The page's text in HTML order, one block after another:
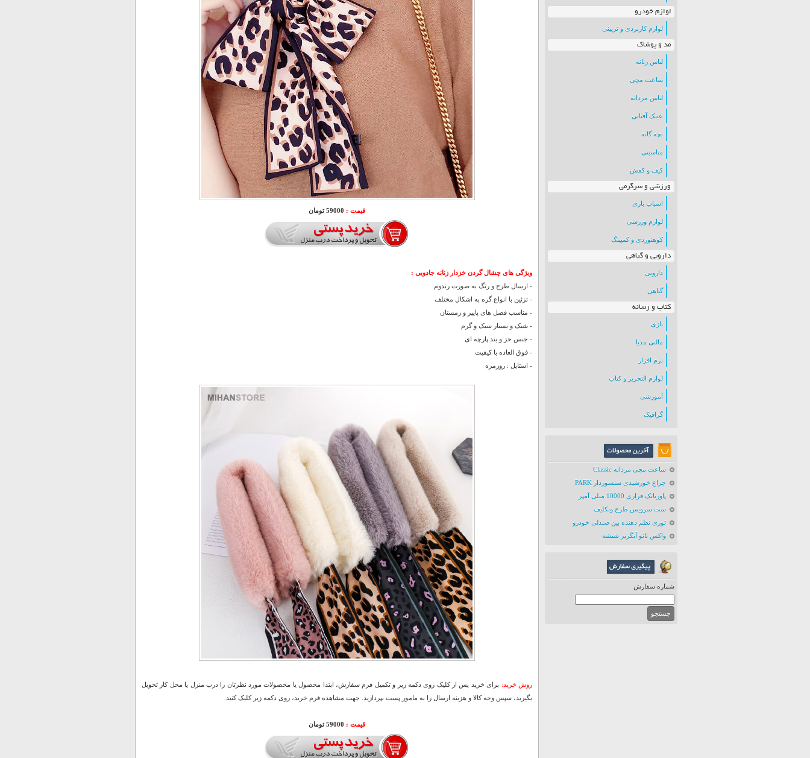
لوازم خودرو
لوازم کاربردی و تزیینی
مد و پوشاک
لباس زنانه
ساعت مچی
لباس مردانه
عینک آفتابی
بچه گانه
مناسبتی
کیف و کفش
ورزشی و سرگرمی
اسباب بازی
لوازم ورزشی
کوهنوردی و کمپینگ
دارویی و گیاهی
دارویی
گیاهی
کتاب و رسانه
بازی
مالتی مدیا
نرم افزار
لوازم التحریر و کتاب
آموزشی
گرافیک
ساعت مچی مردانه Classic
چراغ خورشیدی سنسوردار PARK
پاوربانک فراری 10000 میلی آمپر
ست سرویس طرح ونکلیف
توری نظم دهنده بین صندلی خودرو
واکس نانو آبگریز شیشه
شماره سفارش
قیمت : 59000 تومان
ویژگی های چشال گردن خزدار زنانه جادویی :
- ارسال طرح و رنگ به صورت رندوم
- تزئین با انواع گره به اشکال مختلف
- مناسب فصل های پاییز و زمستان
- شیک و بسیار سبک و گرم
- جنس خز و بند پارچه ای
- فوق العاده با کیفیت
- استایل : روزمره
روش خرید: برای خرید پس از کلیک روی دکمه زیر و تکمیل فرم سفارش، ابتدا محصول یا محصولات مورد نظرتان را درب منزل یا محل کار تحویل
بگیرید، سپس وجه کالا و هزینه ارسال را به مامور پست بپردازید. جهت مشاهده فرم خرید، روی دکمه زیر کلیک کنید.
قیمت : 59000 تومان